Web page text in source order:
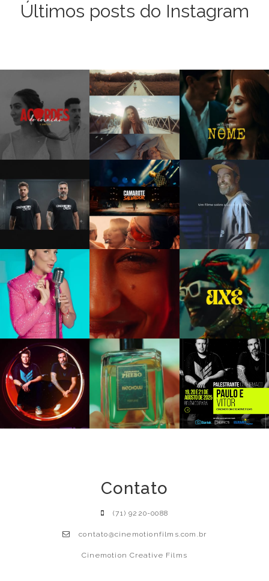
Últimos posts do Instagram
Contato
(71) 9220-0088
contato@cinemotionfilms.com.br
Cinemotion Creative Films